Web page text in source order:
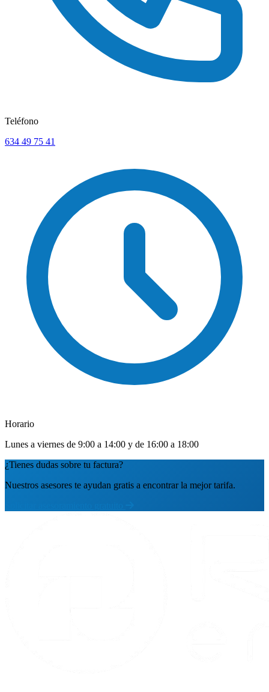
Teléfono
634 49 75 41
Horario
Lunes a viernes de 9:00 a 14:00 y de 16:00 a 18:00
¿Tienes dudas sobre tu factura?
Nuestros asesores te ayudan gratis a encontrar la mejor tarifa.